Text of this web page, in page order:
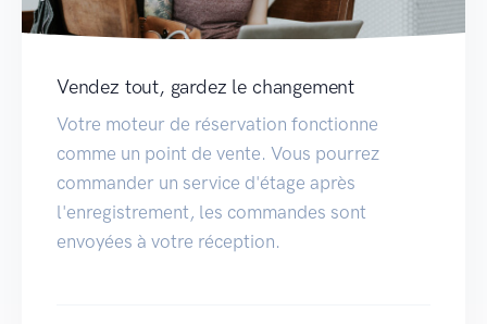
Vendez tout, gardez le changement
Votre moteur de réservation fonctionne
comme un point de vente. Vous pourrez
commander un service d'étage après
l'enregistrement, les commandes sont
envoyées à votre réception.